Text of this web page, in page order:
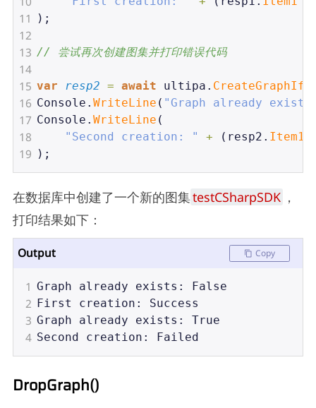
11 );
12
13 // 尝试再次创建图集并打印错误代码
14
15 var resp2 = await ultipa .
16 Console . WriteLine ( "Graph already
17 Console . WriteLine (
18 "Second creation: " + ( resp2 . Item1
19 );
在数据库中创建了一个新的图集testCSharpSDK ，
打印结果如下：
Output Copy
1 Graph already exists : False
2 First creation : Success
3 Graph already exists : True
4 Second creation : Failed
DropGraph()